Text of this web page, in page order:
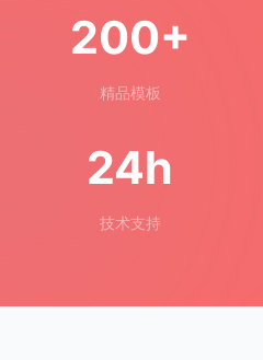
200+
精品模板
24h
技术支持